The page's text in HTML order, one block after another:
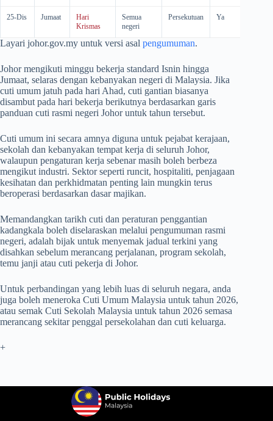
25-Dis Jumaat
Hari
Krismas
Semua
negeri
Persekutuan Ya
Layari johor.gov.my untuk versi asal pengumuman.
Johor mengikuti minggu bekerja standard Isnin hingga
Jumaat, selaras dengan kebanyakan negeri di Malaysia. Jika
cuti umum jatuh pada hari Ahad, cuti gantian biasanya
disambut pada hari bekerja berikutnya berdasarkan garis
panduan cuti rasmi negeri Johor untuk tahun tersebut.
Cuti umum ini secara amnya diguna untuk pejabat kerajaan,
sekolah dan kebanyakan tempat kerja di seluruh Johor,
walaupun pengaturan kerja sebenar masih boleh berbeza
mengikut industri. Sektor seperti runcit, hospitaliti, penjagaan
kesihatan dan perkhidmatan penting lain mungkin terus
beroperasi berdasarkan dasar majikan.
Memandangkan tarikh cuti dan peraturan penggantian
kadangkala boleh diselaraskan melalui pengumuman rasmi
negeri, adalah bijak untuk menyemak jadual terkini yang
disahkan sebelum merancang perjalanan, program sekolah,
temu janji atau cuti pekerja di Johor.
Untuk perbandingan yang lebih luas di seluruh negara, anda
juga boleh meneroka Cuti Umum Malaysia untuk tahun 2026,
atau semak Cuti Sekolah Malaysia untuk tahun 2026 semasa
merancang sekitar penggal persekolahan dan cuti keluarga.
+